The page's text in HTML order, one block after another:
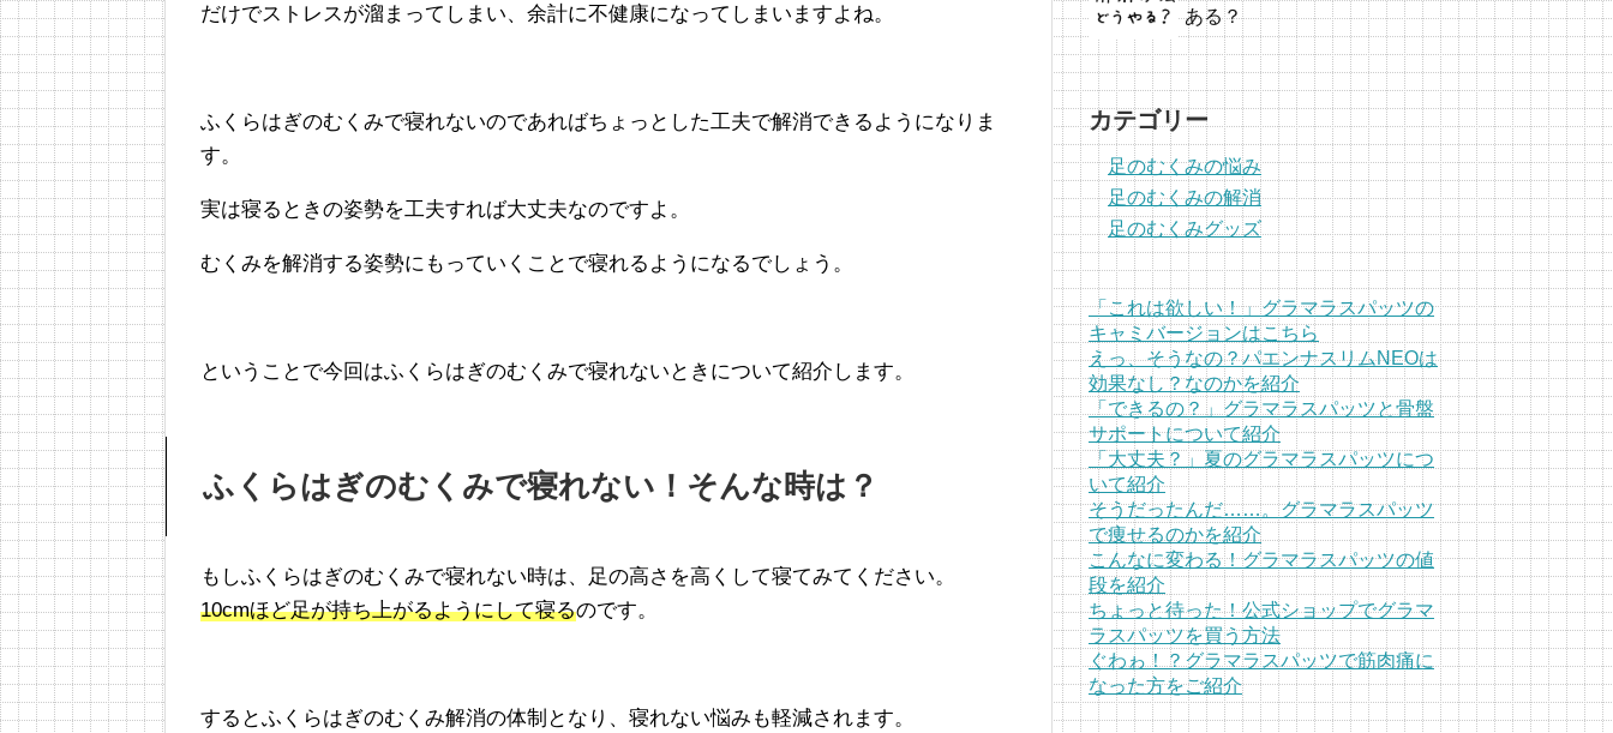
だけでストレスが溜まってしまい、余計に不健康になってしまいますよね。
ふくらはぎのむくみで寝れないのであればちょっとした工夫で解消できるようになりま
す。
実は寝るときの姿勢を工夫すれば大丈夫なのですよ。
むくみを解消する姿勢にもっていくことで寝れるようになるでしょう。
ということで今回はふくらはぎのむくみで寝れないときについて紹介します。
ふくらはぎのむくみで寝れない！そんな時は？
もしふくらはぎのむくみで寝れない時は、足の高さを高くして寝てみてください。
10cmほど足が持ち上がるようにして寝るのです。
するとふくらはぎのむくみ解消の体制となり、寝れない悩みも軽減されます。
ある？
カテゴリー
足のむくみの悩み
足のむくみの解消
足のむくみグッズ
「これは欲しい！」グラマラスパッツの
キャミバージョンはこちら
えっ、そうなの？パエンナスリムNEOは
効果なし？なのかを紹介
「できるの？」グラマラスパッツと骨盤
サポートについて紹介
「大丈夫？」夏のグラマラスパッツにつ
いて紹介
そうだったんだ……。グラマラスパッツ
で痩せるのかを紹介
こんなに変わる！グラマラスパッツの値
段を紹介
ちょっと待った！公式ショップでグラマ
ラスパッツを買う方法
ぐわゎ！？グラマラスパッツで筋肉痛に
なった方をご紹介